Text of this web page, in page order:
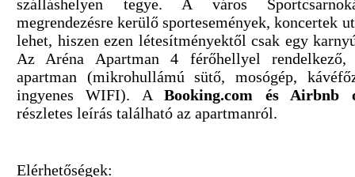
szálláshelyen tegye. A város
megrendezésre kerülő sportesemények, koncertek
lehet, hiszen ezen létesítményektől csak egy
Az Aréna Apartman 4 férőhellyel rendelkező,
apartman (mikrohullámú sütő, mosógép,
ingyenes WIFI). ABooking.com és Airbnb
részletes leírás található az apartmanról.
Elérhetőségek: